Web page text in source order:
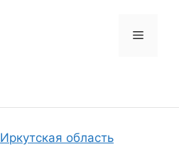
Меню
Иркутская область